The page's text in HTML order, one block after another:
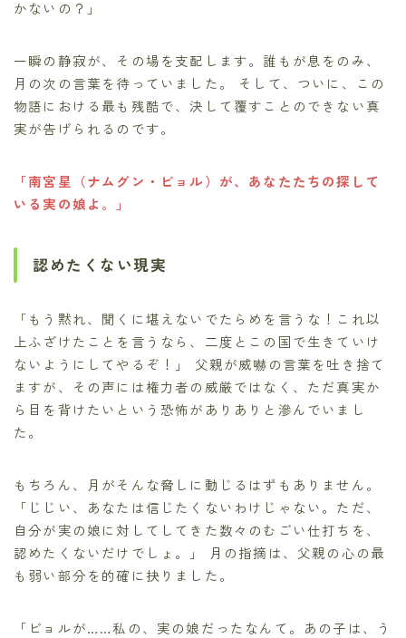
かないの？」
一瞬の静寂が、その場を支配します。誰もが息をのみ、
月の次の言葉を待っていました。 そして、ついに、この
物語における最も残酷で、決して覆すことのできない真
実が告げられるのです。
「南宮星（ナムグン・ビョル）が、あなたたちの探して
いる実の娘よ。」
認めたくない現実
「もう黙れ、聞くに堪えないでたらめを言うな！これ以
上ふざけたことを言うなら、二度とこの国で生きていけ
ないようにしてやるぞ！」 父親が威嚇の言葉を吐き捨て
ますが、その声には権力者の威厳ではなく、ただ真実か
ら目を背けたいという恐怖がありありと滲んでいまし
た。
もちろん、月がそんな脅しに動じるはずもありません。
「じじい、あなたは信じたくないわけじゃない。ただ、
自分が実の娘に対してしてきた数々のむごい仕打ちを、
認めたくないだけでしょ。」 月の指摘は、父親の心の最
も弱い部分を的確に抉りました。
「ビョルが……私の、実の娘だったなんて。あの子は、う